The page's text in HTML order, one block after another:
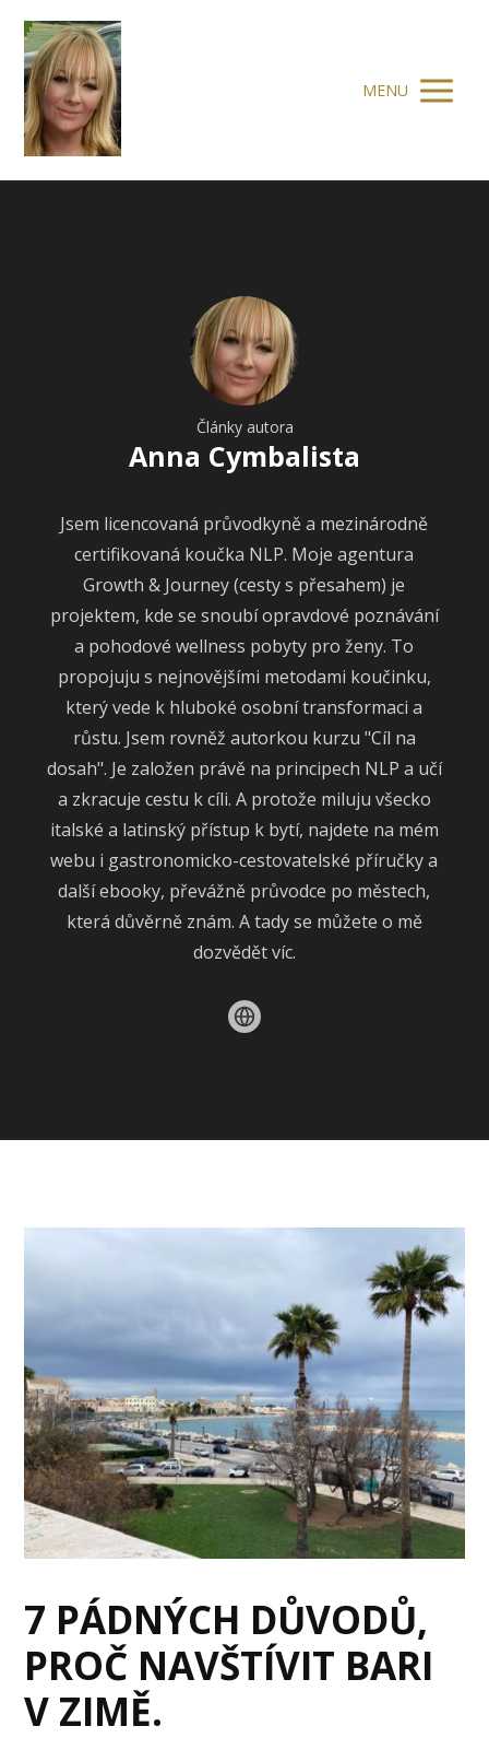
MENU
Články autora
Anna Cymbalista
Jsem licencovaná průvodkyně a mezinárodně
certifikovaná koučka NLP. Moje agentura
Growth & Journey (cesty s přesahem) je
projektem, kde se snoubí opravdové poznávání
a pohodové wellness pobyty pro ženy. To
propojuju s nejnovějšími metodami koučinku,
který vede k hluboké osobní transformaci a
růstu. Jsem rovněž autorkou kurzu "Cíl na
dosah". Je založen právě na principech NLP a učí
a zkracuje cestu k cíli. A protože miluju všecko
italské a latinský přístup k bytí, najdete na mém
webu i gastronomicko-cestovatelské příručky a
další ebooky, převážně průvodce po městech,
která důvěrně znám. A tady se můžete o mě
dozvědět víc.
7 PÁDNÝCH DŮVODŮ,
PROČ NAVŠTÍVIT BARI
V ZIMĚ.